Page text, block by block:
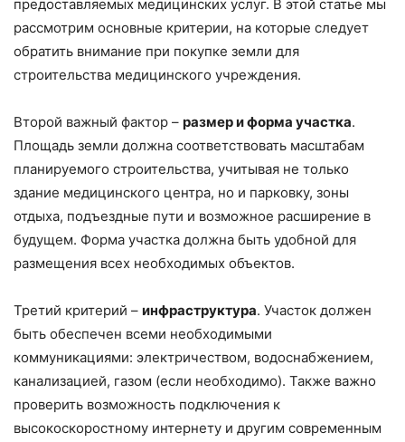
предоставляемых медицинских услуг. В этой статье мы
рассмотрим основные критерии, на которые следует
обратить внимание при покупке земли для
строительства медицинского учреждения.
Второй важный фактор – размер и форма участка.
Площадь земли должна соответствовать масштабам
планируемого строительства, учитывая не только
здание медицинского центра, но и парковку, зоны
отдыха, подъездные пути и возможное расширение в
будущем. Форма участка должна быть удобной для
размещения всех необходимых объектов.
Третий критерий – инфраструктура. Участок должен
быть обеспечен всеми необходимыми
коммуникациями: электричеством, водоснабжением,
канализацией, газом (если необходимо). Также важно
проверить возможность подключения к
высокоскоростному интернету и другим современным